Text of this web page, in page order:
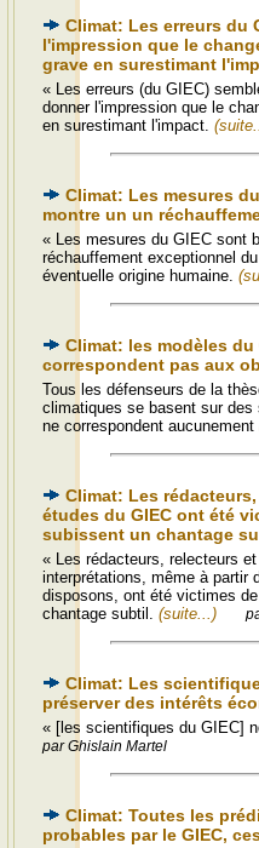
Climat: Les erreurs du
l'impression que le
grave en surestimant
« Les erreurs (du GIEC)
donner l'impression que le
en surestimant l'impact.
Climat: Les mesures
montre un un
« Les mesures du GIEC sont
réchauffement exceptionnel
éventuelle origine humaine.
Climat: les modèles
correspondent pas aux
Tous les défenseurs de la
climatiques se basent sur des
ne correspondent aucunement
Climat: Les
études du GIEC ont été
subissent un chantage
« Les rédacteurs, relecteurs
interprétations, même à partir
disposons, ont été victimes
chantage subtil. (suite...)
Climat: Les
préserver des intérêts
« [les scientifiques du GIEC]
par Ghislain Martel
Climat: Toutes les
probables par le GIEC,